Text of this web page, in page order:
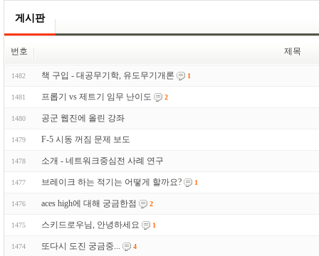
게시판
번호 제목
1482 책 구입 - 대공무기학, 유도무기개론 1
1481 프롭기 vs 제트기 임무 난이도 2
1480 공군 웹진에 올린 강좌
1479 F-5 시동 꺼짐 문제 보도
1478 소개 - 네트워크중심전 사례 연구
1477 브레이크 하는 적기는 어떻게 할까요? 1
1476 aces high에 대해 궁금한점 2
1475 스키드로우님, 안녕하세요 1
1474 또다시 도진 궁금중... 4